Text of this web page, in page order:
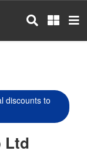
discounts to
Ltd